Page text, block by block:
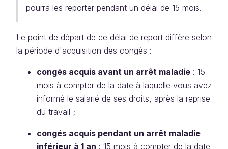
pourra les reporter pendant un délai de 15 mois.
Le point de départ de ce délai de report diffère selon
la période d'acquisition des congés :
congés acquis avant un arrêt maladie : 15
mois à compter de la date à laquelle vous avez
informé le salarié de ses droits, après la reprise
du travail ;
congés acquis pendant un arrêt maladie
inférieur à 1 an : 15 mois à compter de la date